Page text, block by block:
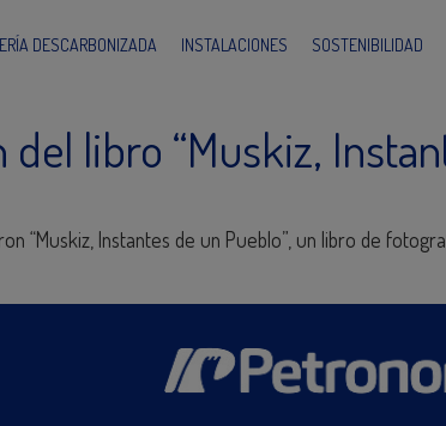
DESCARBONIZADA INSTALACIONES SOSTENIBILIDAD
del libro “Muskiz,
“Muskiz, Instantes de un Pueblo”, un libro de